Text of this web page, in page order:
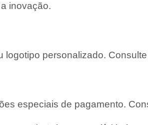
inovação.
logotipo personalizado.
especiais de pagamento.